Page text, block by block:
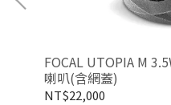
FOCAL UTOPIA M
喇叭(含網蓋)
NT$22,000